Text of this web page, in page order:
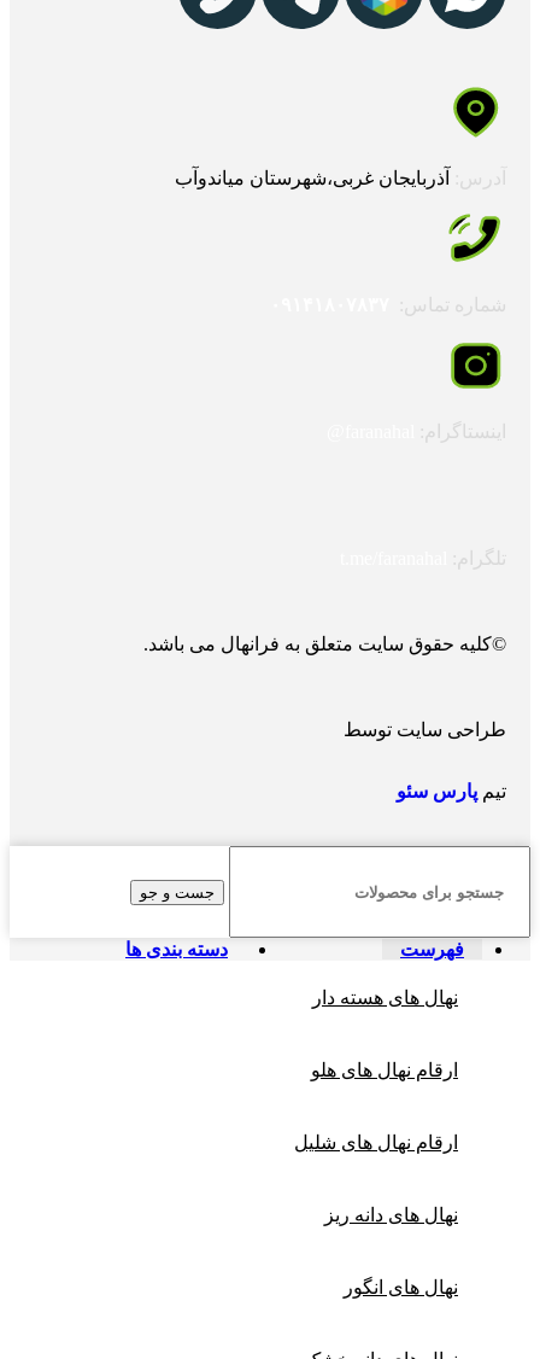
آدرس: آذربایجان غربی،شهرستان میاندوآب
شماره تماس:
اینستاگرام:
تلگرام:
©کلیه حقوق سایت متعلق به فرانهال می باشد.
طراحی سایت توسط
تیم پارس سئو
جست و جو
فهرست دسته بندی ها
نهال های هسته دار
ارقام نهال های هلو
ارقام نهال های شلیل
نهال های دانه ریز
نهال های انگور